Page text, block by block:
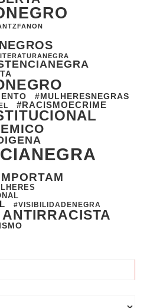
#MULHERESNEGRAS
#RACISMOECRIME
#VISIBILIDADENEGRA
ANTIRRACISTA